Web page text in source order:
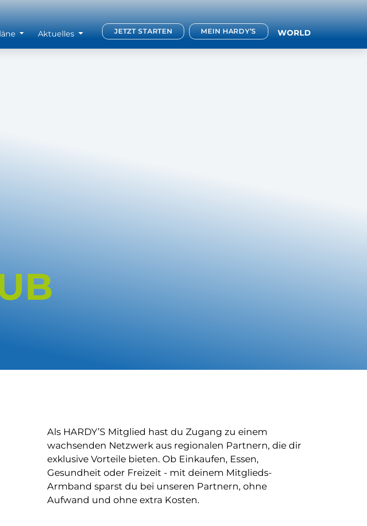
JETZT STARTEN MEIN HARDY’S WORLD
Aktuelles
Als HARDY’S Mitglied hast du Zugang zu einem
wachsenden Netzwerk aus regionalen Partnern, die dir
exklusive Vorteile bieten. Ob Einkaufen, Essen,
Gesundheit oder Freizeit - mit deinem Mitglieds-
Armband sparst du bei unseren Partnern, ohne
Aufwand und ohne extra Kosten.